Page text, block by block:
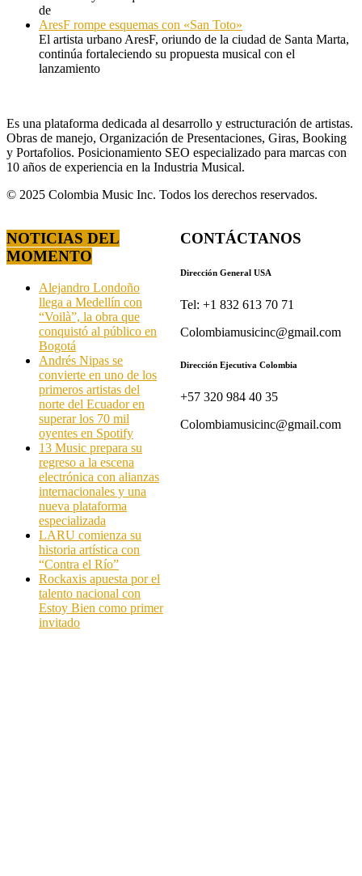
de
AresF rompe esquemas con «San Toto»
El artista urbano AresF, oriundo de la ciudad de Santa Marta,
continúa fortaleciendo su propuesta musical con el
lanzamiento
Es una plataforma dedicada al desarrollo y estructuración de artistas.
Obras de manejo, Organización de Presentaciones, Giras, Booking
y Portafolios. Posicionamiento SEO especializado para marcas con
10 años de experiencia en la Industria Musical.
© 2025 Colombia Music Inc. Todos los derechos reservados.
NOTICIAS DEL
MOMENTO
Alejandro Londoño
llega a Medellín con
“Voilà”, la obra que
conquistó al público en
Bogotá
Andrés Nipas se
convierte en uno de los
primeros artistas del
norte del Ecuador en
superar los 70 mil
oyentes en Spotify
13 Music prepara su
regreso a la escena
electrónica con alianzas
internacionales y una
nueva plataforma
especializada
LARU comienza su
historia artística con
“Contra el Río”
Rockaxis apuesta por el
talento nacional con
Estoy Bien como primer
invitado
CONTÁCTANOS
Dirección General USA
Tel: +1 832 613 70 71
Colombiamusicinc@gmail.com
Dirección Ejecutiva Colombia
+57 320 984 40 35
Colombiamusicinc@gmail.com